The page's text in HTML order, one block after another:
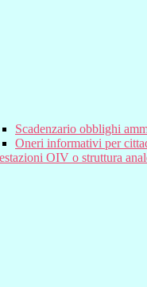
Scadenzario obblighi
Oneri informativi per
OIV o struttura